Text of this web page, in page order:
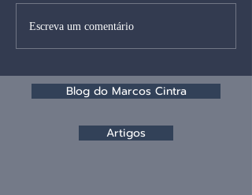
Escreva um comentário
Blog do Marcos Cintra
Artigos